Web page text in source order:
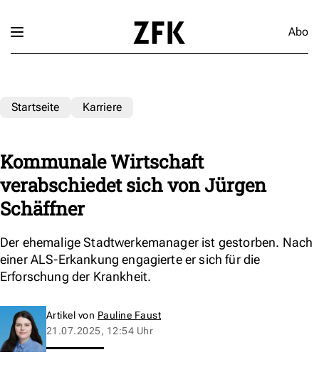
Abo
Startseite Karriere
Kommunale Wirtschaft
verabschiedet sich von Jürgen
Schäffner
Der ehemalige Stadtwerkemanager ist gestorben. Nach
einer ALS-Erkankung engagierte er sich für die
Erforschung der Krankheit.
Artikel von Pauline Faust
21.07.2025, 12:54 Uhr